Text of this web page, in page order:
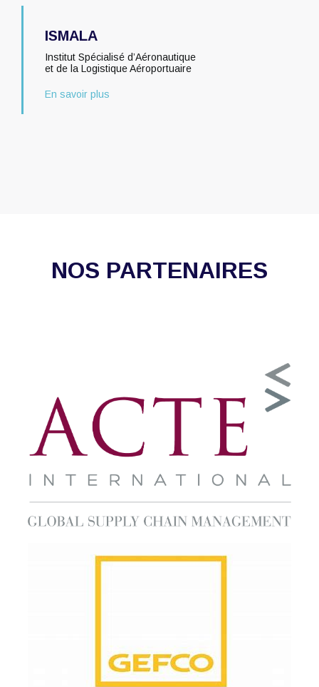
ISMALA
Institut Spécialisé d’Aéronautique
et de la Logistique Aéroportuaire
En savoir plus
NOS PARTENAIRES